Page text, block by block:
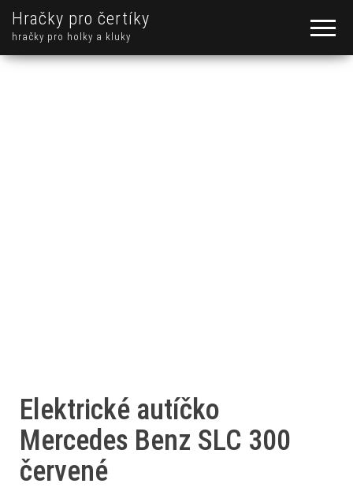
Hračky pro čertíky
hračky pro holky a kluky
Elektrické autíčko
Mercedes Benz SLC 300
červené